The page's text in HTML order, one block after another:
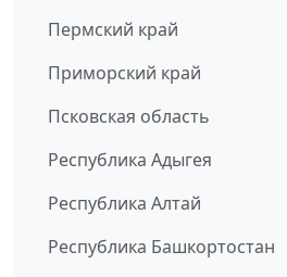
Пермский край
Приморский край
Псковская область
Республика Адыгея
Республика Алтай
Республика Башкортостан